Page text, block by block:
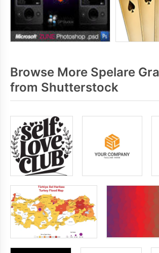
Browse More Spelare
from Shutterstock